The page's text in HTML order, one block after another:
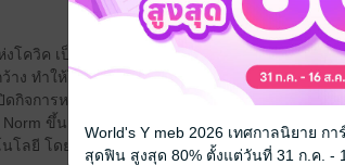
โควิค เป็นที่ทราบกันดีว่า การแพร่ระบาดของโรค
าง ทำให้โลกเข้าสู่ภาวะถดถอยอย่างมาก ธุรกิจปร
กิจการหรือล้มเลิกกิจการไปจำนวนมากมาย และห
Norm ขึ้น ซึ่งก็หมายถึง “ความปกติใหม่” นั่นคือ ก
โลยี โดยเฉพาะออนไลน์
World's Y meb 2026 เทศกาลนิยาย ก
สุดฟิน สูงสุด 80% ตั้งแต่วันที่ 31 ก.ค. -